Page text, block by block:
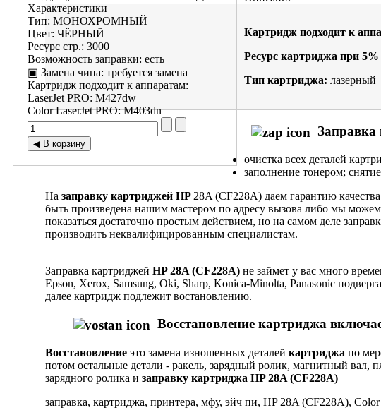
Характеристики
Тип: МОНОХРОМНЫЙ
Цвет: ЧЁРНЫЙ
Ресурс стр.: 3000
Возможность заправки: есть
▣ Замена чипа: требуется замена
Картридж подходит к аппаратам:
LaserJet PRO: M427dw
Color LaserJet PRO:M403dn
Картридж подходит к
Ресурс картриджа при 5%
Тип картриджа: лазерный
Заправка
очистка всех деталей
заполнение тонером;
На заправку картриджей HP 28A (CF228A) даем гарантию
быть произведена нашим мастером по адресу вызова либо мы
показаться достаточно простым действием, но на самом деле
производить неквалифицированным специалистам.
Заправка картриджей HP 28A (CF228A) не займет у вас много
Epson, Xerox, Samsung, Oki, Sharp, Konica-Minolta, Panasonic
далее картридж подлежит востановлению.
Восстановление картриджа
Восстановление это замена изношенных деталей картриджа по
потом остальные детали - ракель, зарядный ролик, магнитный вал,
зарядного ролика и заправку картриджа HP 28A (CF228A)
заправка, картриджа, принтера, мфу, эйч пи, HP 28A (CF228A),